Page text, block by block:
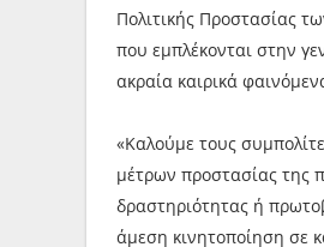
Πολιτικής Προστασίας
που εμπλέκονται στην
ακραία καιρικά
«Καλούμε τους
μέτρων προστασίας της
δραστηριότητας ή
άμεση κινητοποίηση σε